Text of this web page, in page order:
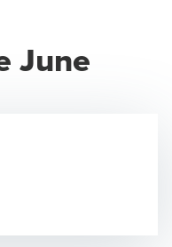
June